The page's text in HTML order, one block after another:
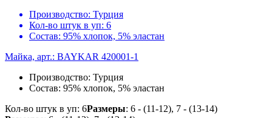
Производство: Турция
Кол-во штук в уп: 6
Состав: 95% хлопок, 5% эластан
Майка, арт.: BAYKAR 420001-1
Производство: Турция
Состав: 95% хлопок, 5% эластан
Кол-во штук в уп: 6Размеры: 6 - (11-12), 7 - (13-14)